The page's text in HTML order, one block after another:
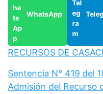
WhatsApp
RECURSOS DE
Sentencia N° 419 del
Admisión del Recurso